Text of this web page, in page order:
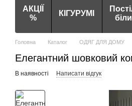
АКЦІЇ
%
КІГУРУМІ
Головна Каталог ОДЯГ ДЛЯ ДОМУ
Елегантний шовковий
В наявності Написати відгук